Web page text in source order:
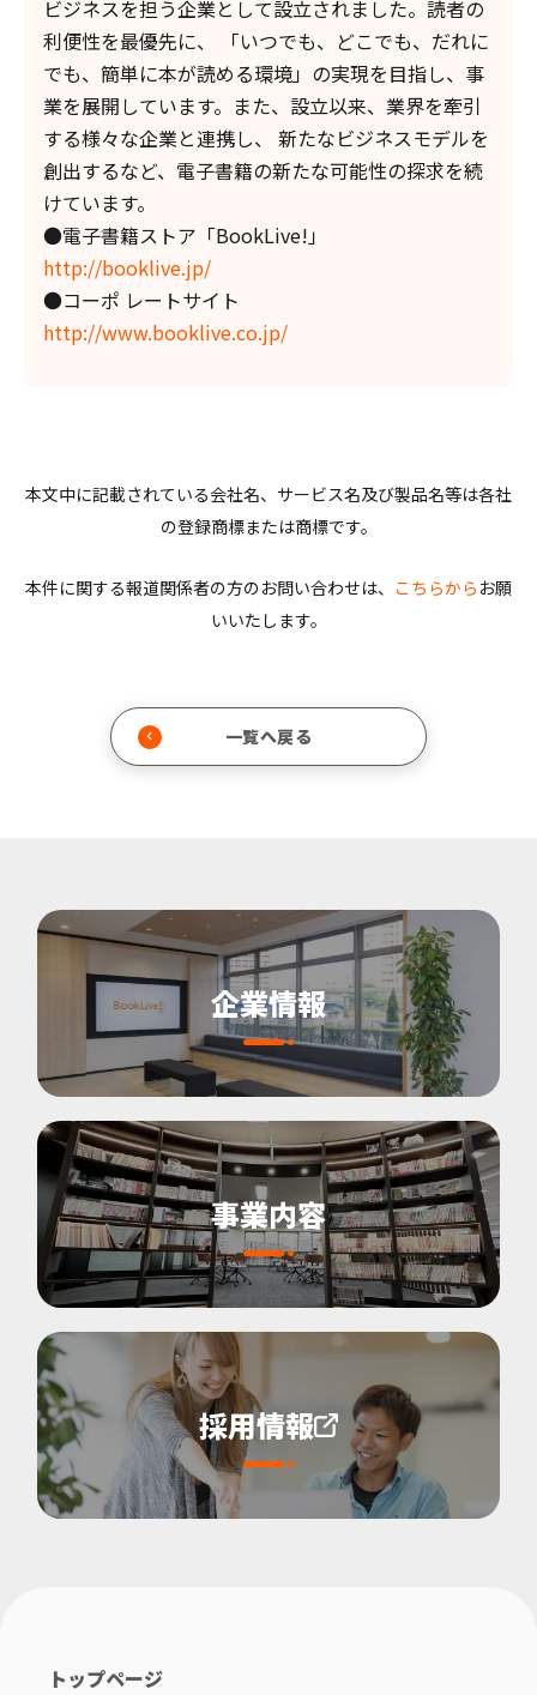
ビジネスを担う企業として設立されました。読者の
利便性を最優先に、 「いつでも、どこでも、だれに
でも、簡単に本が読める環境」の実現を目指し、事
業を展開しています。また、設立以来、業界を牽引
する様々な企業と連携し、 新たなビジネスモデルを
創出するなど、電子書籍の新たな可能性の探求を続
けています。
●電子書籍ストア「BookLive!」
http://booklive.jp/
●コーポ レートサイト
http://www.booklive.co.jp/
本文中に記載されている会社名、サービス名及び製品名等は各社
の登録商標または商標です。
本件に関する報道関係者の方のお問い合わせは、 こちらから お願
いいたします。
一覧へ戻る
企業情報
事業内容
採用情報
トップページ